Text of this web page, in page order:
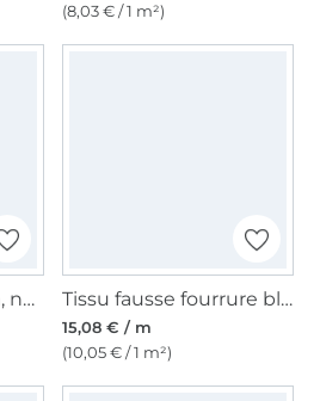
(8,03 € / 1 m²)
Tissu feutrine 2 mm, noir Tissu fausse fourrure blanc
15,08 € / m
(10,05 € / 1 m²)